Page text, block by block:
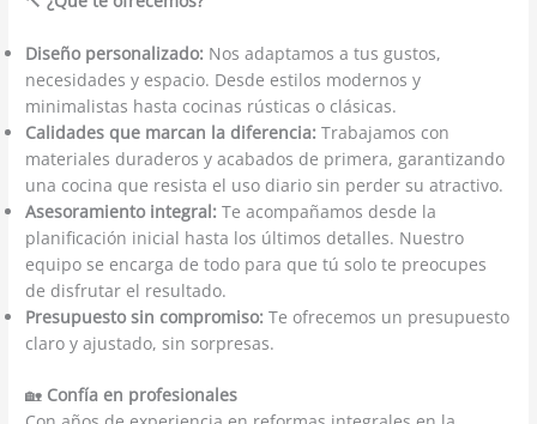
Diseño personalizado: Nos adaptamos a tus gustos,
necesidades y espacio. Desde estilos modernos y
minimalistas hasta cocinas rústicas o clásicas.
Calidades que marcan la diferencia: Trabajamos con
materiales duraderos y acabados de primera, garantizando
una cocina que resista el uso diario sin perder su atractivo.
Asesoramiento integral: Te acompañamos desde la
planificación inicial hasta los últimos detalles. Nuestro
equipo se encarga de todo para que tú solo te preocupes
de disfrutar el resultado.
Presupuesto sin compromiso: Te ofrecemos un presupuesto
claro y ajustado, sin sorpresas.
🏡 Confía en profesionales